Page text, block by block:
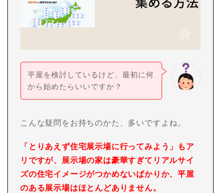
平屋を検討しているけど、最初に何
から始めたらいいですか？
こんな疑問をお持ちのかた、多いですよね。
「とりあえず住宅展示場に行ってみよう」もア
リですが、展示場の家は豪華すぎてリアルサイ
ズの住宅イメージがつかめないばかりか、平屋
のある展示場はほとんどありません。